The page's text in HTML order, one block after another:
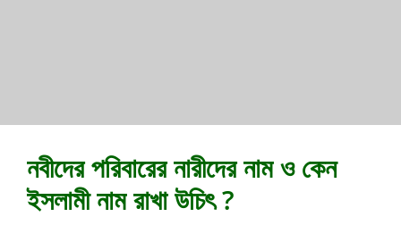
নবীদের পরিবারের নারীদের নাম ও কেন
ইসলামী নাম রাখা উচিৎ ?